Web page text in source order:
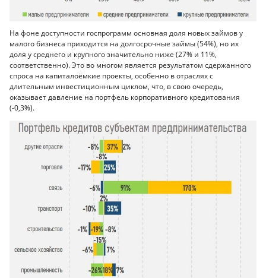
На фоне доступности госпрограмм основная доля новых займов у
малого бизнеса приходится на долгосрочные займы (54%), но их
доля у среднего и крупного значительно ниже (27% и 11%,
соответственно). Это во многом является результатом сдержанного
спроса на капиталоёмкие проекты, особенно в отраслях с
длительным инвестиционным циклом, что, в свою очередь,
оказывает давление на портфель корпоративного кредитования
(-0,3%).